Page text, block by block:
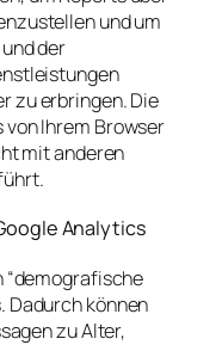
und um
der
zu erbringen. Die
von Ihrem Browser
mit anderen
Analytics
“demografische
Dadurch können
zu Alter,